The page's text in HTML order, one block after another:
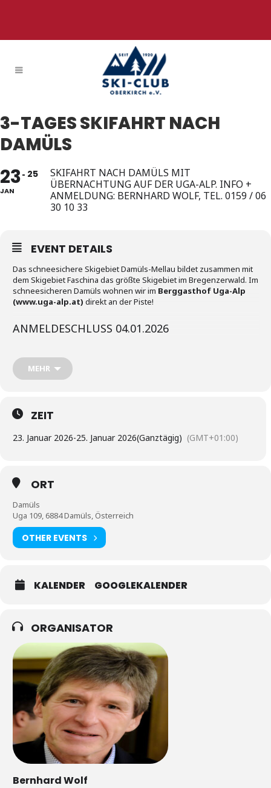
3-TAGES SKIFAHRT NACH
DAMÜLS
23
JAN
25
SKIFAHRT NACH DAMÜLS MIT
ÜBERNACHTUNG AUF DER UGA-ALP. INFO +
ANMELDUNG: BERNHARD WOLF, TEL. 0159 / 06
30 10 33
EVENT DETAILS
Das schneesichere Skigebiet Damüls-Mellau bildet zusammen mit
dem Skigebiet Faschina das größte Skigebiet im Bregenzerwald. Im
schneesicheren Damüls wohnen wir im Berggasthof Uga-Alp
(www.uga-alp.at) direkt an der Piste!
ANMELDESCHLUSS 04.01.2026
MEHR
ZEIT
23. Januar 2026-25. Januar 2026(Ganztägig) (GMT+01:00)
ORT
Damüls
Uga 109, 6884 Damüls, Österreich
OTHER EVENTS
KALENDER GOOGLEKALENDER
ORGANISATOR
Bernhard Wolf